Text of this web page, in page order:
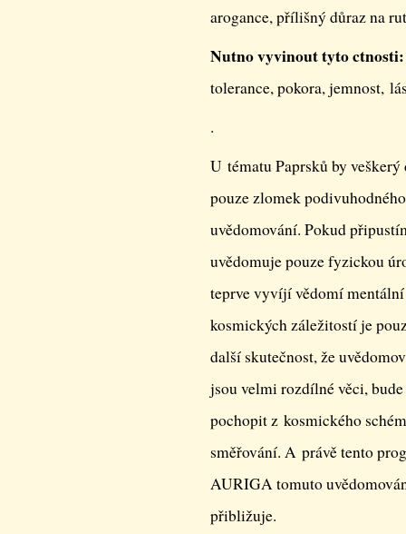
arogance, přílišný důraz na
Nutno vyvinout tyto ctnosti:
tolerance, pokora, jemnost,
.
U tématu Paprsků by
pouze zlomek
uvědomování. Pokud
uvědomuje pouze fyzickou
teprve vyvíjí vědomí mentální
kosmických záležitostí je
další skutečnost, že
jsou velmi rozdílné věci,
pochopit z kosmického
směřování. A právě tento
AURIGA tomuto
přibližuje.